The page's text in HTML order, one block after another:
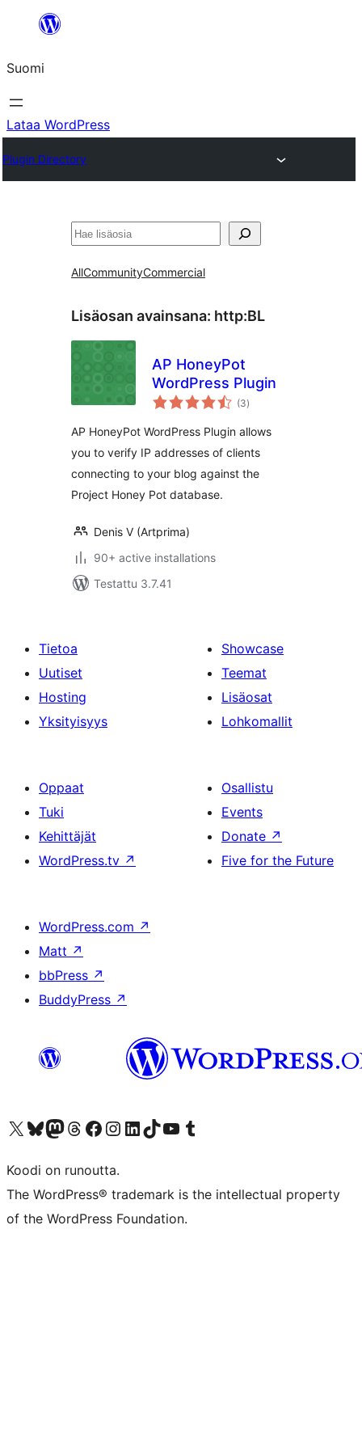
Suomi
Lataa WordPress
Plugin Directory
Etsi
AllCommunityCommercial
Lisäosan avainsana: http:BL
AP HoneyPot
WordPress Plugin
(3arvosanat
yhteensä
)
AP HoneyPot WordPress Plugin allows
you to verify IP addresses of clients
connecting to your blog against the
Project Honey Pot database.
Denis V (Artprima)
90+ active installations
Testattu 3.7.41
Tietoa
Uutiset
Hosting
Yksityisyys
Showcase
Teemat
Lisäosat
Lohkomallit
Oppaat
Tuki
Kehittäjät
WordPress.tv ↗
Osallistu
Events
Donate ↗
Five for the Future
WordPress.com ↗
Matt ↗
bbPress ↗
BuddyPress ↗
Visit our X (formerly Twitter) account
Visit our Bluesky account
Visit our Mastodon account
Visit our Threads account
Visit our Facebook page
Visit our Instagram account
Visit our LinkedIn account
Visit our TikTok account
Näytä YouTube-kanava
Visit our Tumblr account
Koodi on runoutta.
The WordPress® trademark is the intellectual property
of the WordPress Foundation.